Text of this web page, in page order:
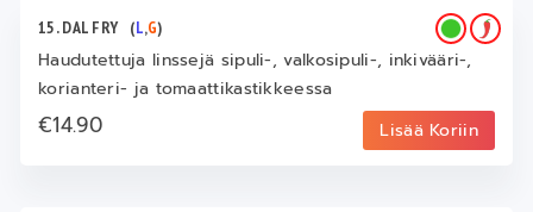
15. DAL FRY (L,G)
Haudutettuja linssejä sipuli-, valkosipuli-, inkivääri-,
korianteri- ja tomaattikastikkeessa
€14.90 Lisää Koriin